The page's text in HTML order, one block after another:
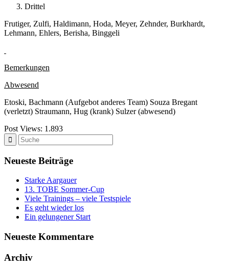
Drittel
Frutiger, Zulfi, Haldimann, Hoda, Meyer, Zehnder, Burkhardt,
Lehmann, Ehlers, Berisha, Binggeli
Bemerkungen
Abwesend
Etoski, Bachmann (Aufgebot anderes Team) Souza Bregant
(verletzt) Straumann, Hug (krank) Sulzer (abwesend)
Post Views: 1.893
Neueste Beiträge
Starke Aargauer
13. TOBE Sommer-Cup
Viele Trainings – viele Testspiele
Es geht wieder los
Ein gelungener Start
Neueste Kommentare
Archiv